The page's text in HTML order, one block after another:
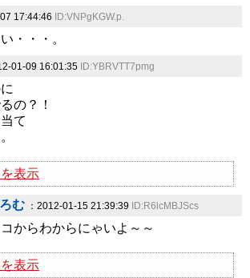
17:44:46 ID:VNPgKGW.p.
・・・。
01-09 16:01:35 ID:YBRVTT7pmg
の？！
て
表示
む ：2012-01-15 21:39:39 ID:R6lcMBJScs
からわからにゃいよ～～
表示